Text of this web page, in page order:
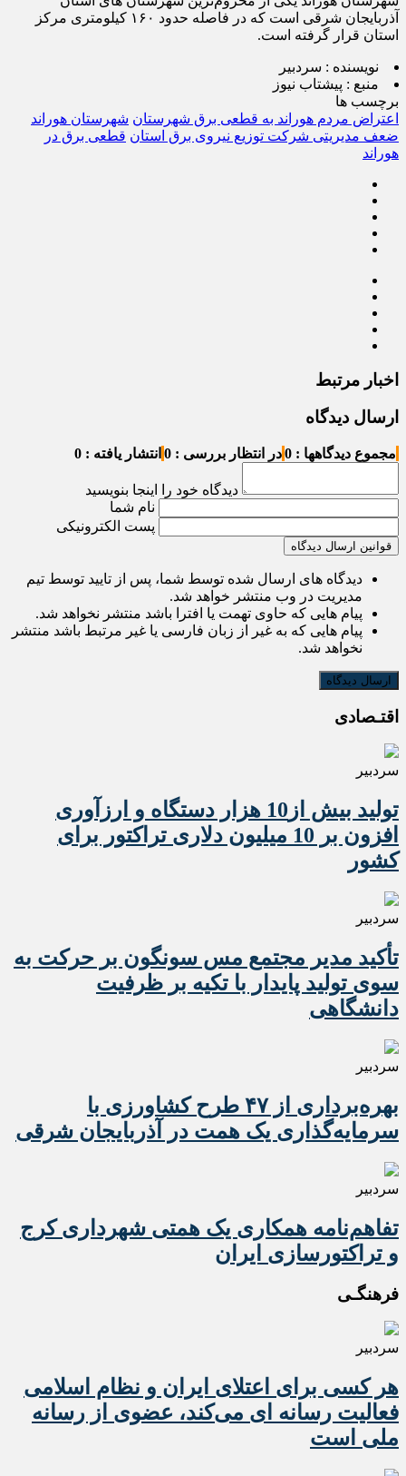
آذربایجان شرقی است که در فاصله حدود ۱۶۰ کیلومتری مرکز
استان قرار گرفته است.
نویسنده : سردبیر
منبع : پیشتاب نیوز
برچسب ها
اعتراض مردم هوراند به قطعی برق شهرستان شهرستان هوراند
ضعف مدیریتی شرکت توزیع نیروی برق استان قطعی برق در
هوراند
اخبار مرتبط
ارسال دیدگاه
مجموع دیدگاهها : 0 در انتظار بررسی : 0 انتشار یافته : 0
دیدگاه خود را اینجا بنویسید
نام شما
پست الکترونیکی
قوانین ارسال دیدگاه
دیدگاه های ارسال شده توسط شما، پس از تایید توسط تیم
مدیریت در وب منتشر خواهد شد.
پیام هایی که حاوی تهمت یا افترا باشد منتشر نخواهد شد.
پیام هایی که به غیر از زبان فارسی یا غیر مرتبط باشد منتشر
نخواهد شد.
اقتـصادی
سردبیر
تولید بیش از10 هزار دستگاه و ارزآوری
افزون بر 10 میلیون دلاری تراکتور برای
کشور
سردبیر
تأکید مدیر مجتمع مس سونگون بر حرکت به
سوی تولید پایدار با تکیه بر ظرفیت
دانشگاهی
سردبیر
بهره‌برداری از ۴۷ طرح کشاورزی با
سرمایه‌گذاری یک همت در آذربایجان شرقی
سردبیر
تفاهم‌نامه همکاری یک همتی شهرداری کرج
و تراکتورسازی ایران
فرهنگـی
سردبیر
هر کسی برای اعتلای ایران و نظام اسلامی
فعالیت رسانه ای می‌کند، عضوی از رسانه
ملی است